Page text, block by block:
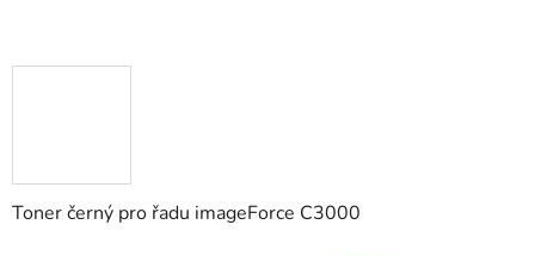
Toner černý pro řadu imageForce C3000